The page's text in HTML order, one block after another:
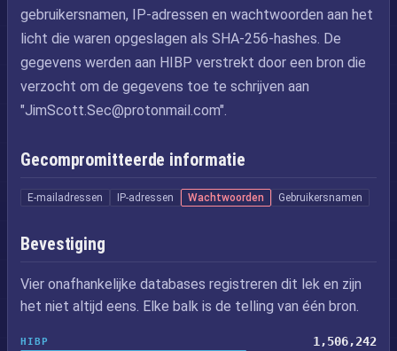
gebruikersnamen, IP-adressen en wachtwoorden aan het
licht die waren opgeslagen als SHA-256-hashes. De
gegevens werden aan HIBP verstrekt door een bron die
verzocht om de gegevens toe te schrijven aan
"JimScott.Sec@protonmail.com".
Gecompromitteerde informatie
E-mailadressen IP-adressen Wachtwoorden Gebruikersnamen
Bevestiging
Vier onafhankelijke databases registreren dit lek en zijn
het niet altijd eens. Elke balk is de telling van één bron.
HIBP 1,506,242